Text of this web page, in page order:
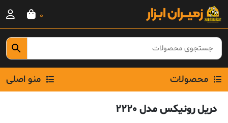
Skip
content
0
محصولات منو اصلی
دریل رونیکس مدل 2220